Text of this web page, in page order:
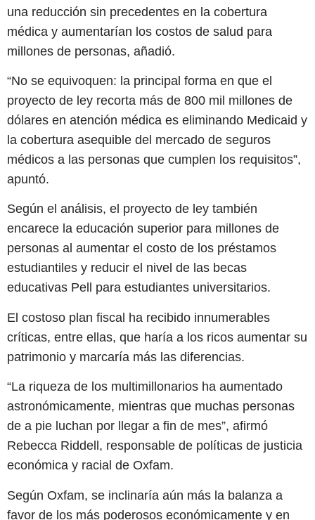
una reducción sin precedentes en la cobertura
médica y aumentarían los costos de salud para
millones de personas, añadió.
“No se equivoquen: la principal forma en que el
proyecto de ley recorta más de 800 mil millones de
dólares en atención médica es eliminando Medicaid y
la cobertura asequible del mercado de seguros
médicos a las personas que cumplen los requisitos”,
apuntó.
Según el análisis, el proyecto de ley también
encarece la educación superior para millones de
personas al aumentar el costo de los préstamos
estudiantiles y reducir el nivel de las becas
educativas Pell para estudiantes universitarios.
El costoso plan fiscal ha recibido innumerables
críticas, entre ellas, que haría a los ricos aumentar su
patrimonio y marcaría más las diferencias.
“La riqueza de los multimillonarios ha aumentado
astronómicamente, mientras que muchas personas
de a pie luchan por llegar a fin de mes”, afirmó
Rebecca Riddell, responsable de políticas de justicia
económica y racial de Oxfam.
Según Oxfam, se inclinaría aún más la balanza a
favor de los más poderosos económicamente y en